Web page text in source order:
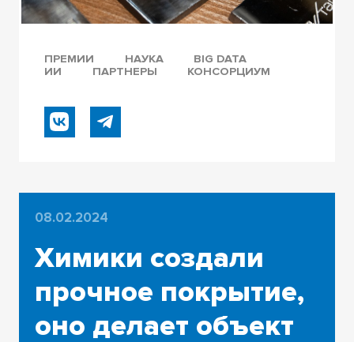
ПРЕМИИ НАУКА
BIG DATA
ИИ
ПАРТНЕРЫ КОНСОРЦИУМ
08.02.2024
Химики создали
прочное покрытие,
оно делает объект